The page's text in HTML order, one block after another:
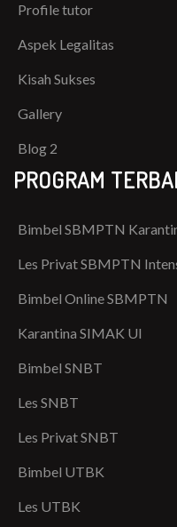
Profile tutor
Aspek Legalitas
Kisah Sukses
Gallery
Blog 2
PROGRAM
Bimbel SBMPTN
Les Privat SBMPTN
Bimbel Online SBMPTN
Karantina SIMAK UI
Bimbel SNBT
Les SNBT
Les Privat SNBT
Bimbel UTBK
Les UTBK